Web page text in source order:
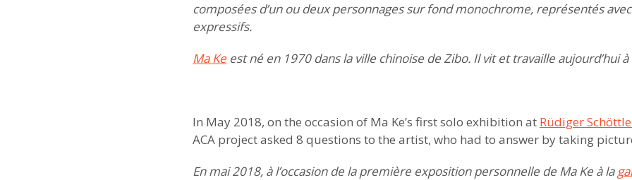
composées d’un ou deux personnages sur fond monochrome, représentés
expressifs.
Ma Ke est né en 1970 dans la ville chinoise de Zibo. Il vit et travaille aujourd’hui
In May 2018, on the occasion of Ma Ke’s first solo exhibition at Rüdiger
ACA project asked 8 questions to the artist, who had to answer by taking
En mai 2018, à l’occasion de la première exposition personnelle de Ma Ke à la